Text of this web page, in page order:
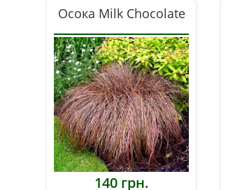
Осока Milk Chocolate
140грн.